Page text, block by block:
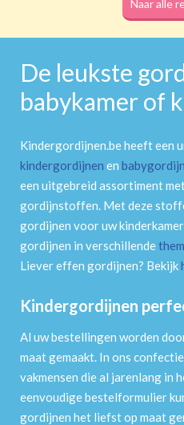
Naar alle
De leukste
babykamer of
Kindergordijnen.be heeft een
kindergordijnen en
een uitgebreid assortiment
gordijnstoffen. Met deze
gordijnen voor uw
gordijnen in verschillende
Liever effen gordijnen? Bekijk
Kindergordijnen
Al uw bestellingen worden
maat gemaakt. In ons
vakmensen die al jarenlang in
eenvoudige bestelformulier
gordijnen het liefst op maat